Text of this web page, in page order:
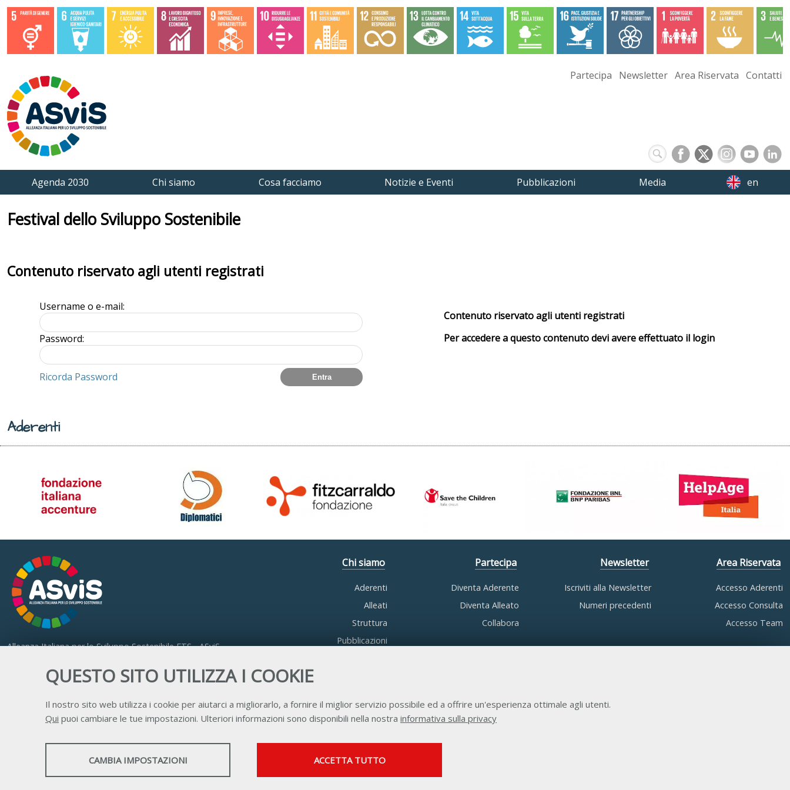
QUESTO SITO UTILIZZA I COOKIE
Il nostro sito web utilizza i cookie per aiutarci a migliorarlo, a fornire il miglior servizio possibile ed a offrire un'esperienza ottimale agli utenti.
Qui puoi cambiare le tue impostazioni. Ulteriori informazioni sono disponibili nella nostra informativa sulla privacy
STATISTICHE SERVIZI FACOLTATVI
CAMBIA IMPOSTAZIONI ACCETTA TUTTO
Partecipa Newsletter Area Riservata Contatti
Agenda 2030 Chi siamo Cosa facciamo Notizie e Eventi Pubblicazioni Media en
Festival dello Sviluppo Sostenibile
Contenuto riservato agli utenti registrati
Username o e-mail:
Password:
Ricorda Password
Contenuto riservato agli utenti registrati
Per accedere a questo contenuto devi avere effettuato il login
Aderenti
Alleanza Italiana per lo Sviluppo Sostenibile ETS - ASviS
C.F. 97893090585 P.IVA 14610671001
Chi siamo
Aderenti
Alleati
Struttura
Pubblicazioni
Partecipa
Diventa Aderente
Diventa Alleato
Collabora
Newsletter
Iscriviti alla Newsletter
Numeri precedenti
Area Riservata
Accesso Aderenti
Accesso Consulta
Accesso Team
Contatti Privacy Trasparenza